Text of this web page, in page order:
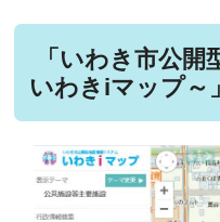
「いわき市公開
いわきiマップ～